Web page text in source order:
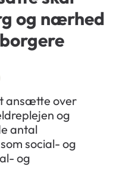
og nærhed
ansætte over
og
antal
social- og
og